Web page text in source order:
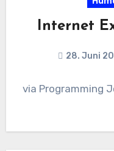
Internet
28. Juni
via Programming